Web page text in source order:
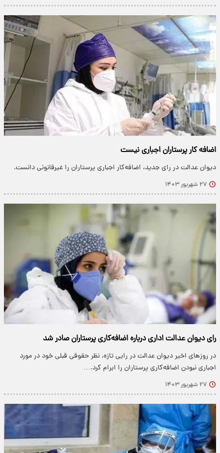
اضافه کار پرستاران اجباری نیست
دیوان عدالت در رای جدید، اضافه‌کار اجباری پرستاران را غیرقانونی دانست.
۲۷ شهریور ۱۴۰۳
رای دیوان عدالت اداری درباره اضافه‌کاری پرستاران صادر شد
در روزهای اخیر دیوان عدالت در رایی تازه، نظر حقوقی قبلی خود در مورد
اجباری نبودن اضافه‌کاری پرستاران را ابرام کرد.…
۲۷ شهریور ۱۴۰۳